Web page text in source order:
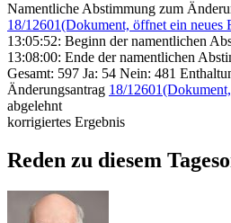
Namentliche Abstimmung zum
18/12601(Dokument, öffnet ein neues
13:05:52: Beginn der namentlichen
13:08:00: Ende der namentlichen
Gesamt: 597 Ja: 54 Nein: 481
Änderungsantrag 18/12601
abgelehnt
korrigiertes Ergebnis
Reden zu diesem